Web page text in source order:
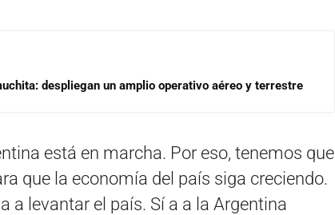
despliegan un amplio operativo aéreo y terrestre
está en marcha. Por eso, tenemos que
que la economía del país siga creciendo.
a levantar el país. Sí a a la Argentina